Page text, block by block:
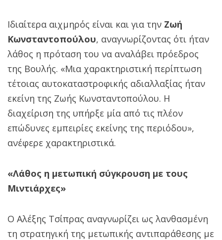
Ιδιαίτερα αιχμηρός είναι και για την Ζωή
Κωνσταντοπούλου, αναγνωρίζοντας ότι ήταν
λάθος η πρόταση του να αναλάβει πρόεδρος
της Βουλής. «Μια χαρακτηριστική περίπτωση
τέτοιας αυτοκαταστροφικής αδιαλλαξίας ήταν
εκείνη της Ζωής Κωνσταντοπούλου. Η
διαχείριση της υπήρξε μία από τις πλέον
επώδυνες εμπειρίες εκείνης της περιόδου»,
ανέφερε χαρακτηριστικά.
«Λάθος η μετωπική σύγκρουση με τους
Μιντιάρχες»
Ο Αλέξης Τσίπρας αναγνωρίζει ως λανθασμένη
τη στρατηγική της μετωπικής αντιπαράθεσης με